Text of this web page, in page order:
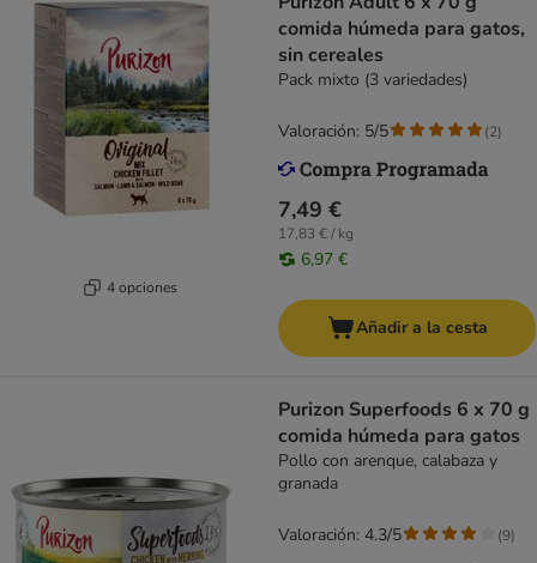
4 opciones
comida húmeda para gatos,
sin cereales
Pack mixto (3 variedades)
7,49 €
17,83 € / kg
6,97 €
Valoración: 5/5 (2)
Añadir a la cesta
Purizon Superfoods 6 x 70 g
comida húmeda para gatos
Pollo con arenque, calabaza y
granada
Valoración: 4.3/5 (9)